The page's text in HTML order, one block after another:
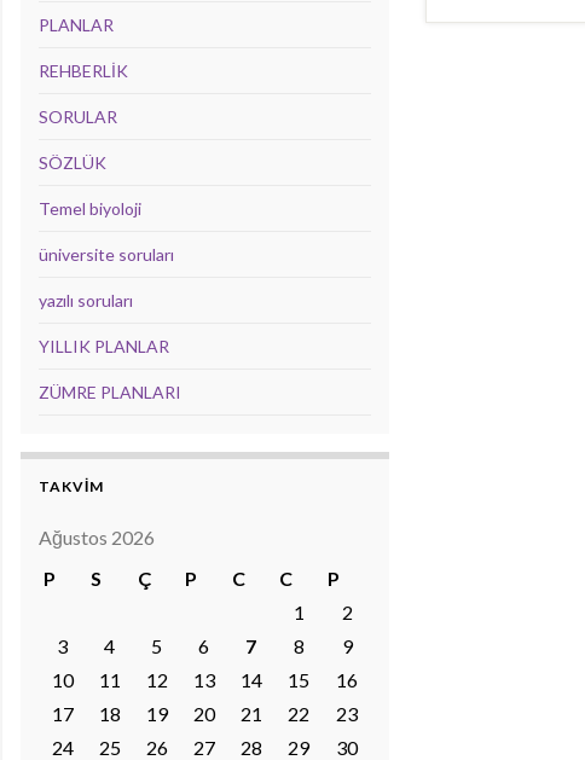
PLANLAR
REHBERLİK
SORULAR
SÖZLÜK
Temel biyoloji
üniversite soruları
yazılı soruları
YILLIK PLANLAR
ZÜMRE PLANLARI
TAKVİM
Ağustos 2026
P
S Ç P C C
P
1
2
3
4 5 6 7 8
9
10
11 12 13 14 15
16
17
18 19 20 21 22
23
24
25 26 27 28 29
30